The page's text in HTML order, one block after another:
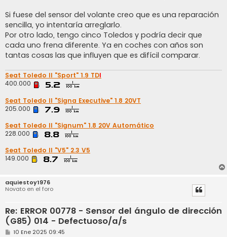
Si fuese del sensor del volante creo que es una reparación
sencilla, yo intentaría arreglarlo.
Por otro lado, tengo cinco Toledos y podría decir que
cada uno frena diferente. Ya en coches con años son
tantas cosas las que influyen que es difícil comparar.
Seat Toledo II "Sport" 1.9 TDI
400.000
Seat Toledo II "Signa Executive" 1.8 20VT
205.000
Seat Toledo II "Signum" 1.8 20V Automático
228.000
Seat Toledo II "V5" 2.3 V5
149.000
aquiestoy1976
Novato en el foro
Re: ERROR 00778 - Sensor del ángulo de dirección
(G85) 014 - Defectuoso/a/s
M
10 Ene 2025 09:45